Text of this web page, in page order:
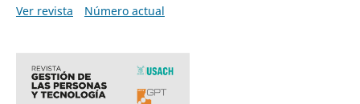
Ver revista
Número actual